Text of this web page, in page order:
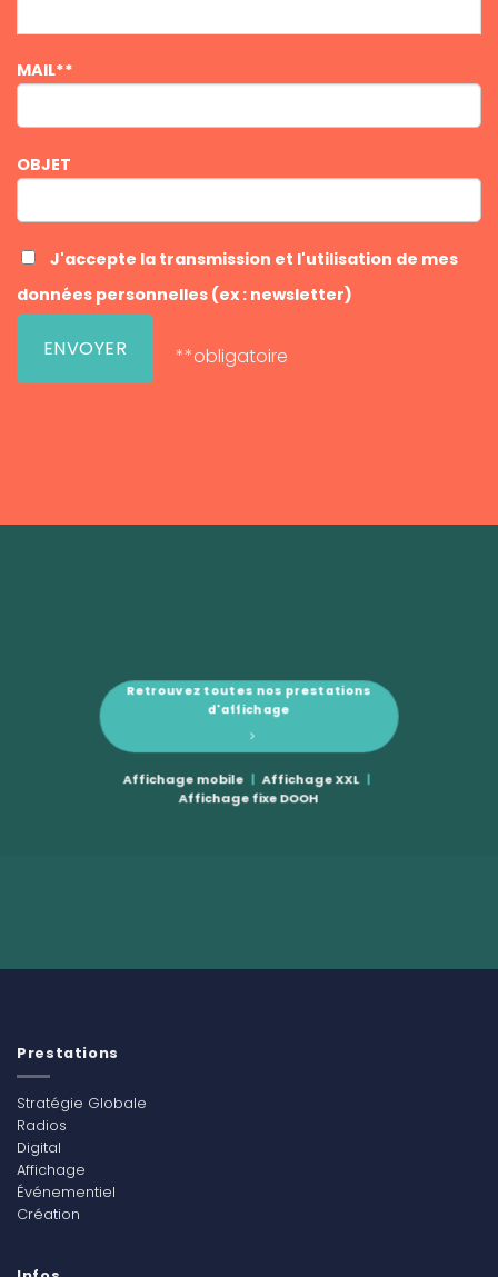
MAIL**
OBJET
J'accepte la transmission et l'utilisation de mes
données personnelles (ex : newsletter)
**obligatoire
Retrouvez toutes nos prestations
d'affichage
Affichage mobile Affichage XXL
Affichage fixe DOOH
Prestations
Stratégie Globale
Radios
Digital
Affichage
Événementiel
Création